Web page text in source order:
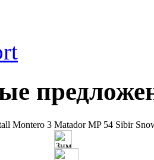
Montero 3 Matador MP 54 Sibir